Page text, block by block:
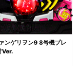
ンゲリヲン9 8号機プレ
Ver.